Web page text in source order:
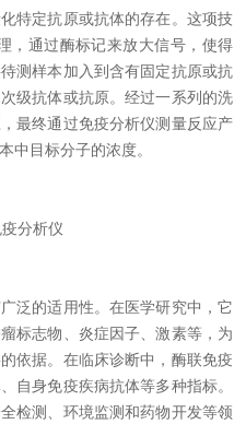
定抗原或抗体的存在。这项技
，通过酶标记来放大信号，使得
测样本加入到含有固定抗原或抗
级抗体或抗原。经过一系列的洗
最终通过免疫分析仪测量反应产
中目标分子的浓度。
的适用性。在医学研究中，它
标志物、炎症因子、激素等，为
依据。在临床诊断中，酶联免疫
自身免疫疾病抗体等多种指标。
检测、环境监测和药物开发等领